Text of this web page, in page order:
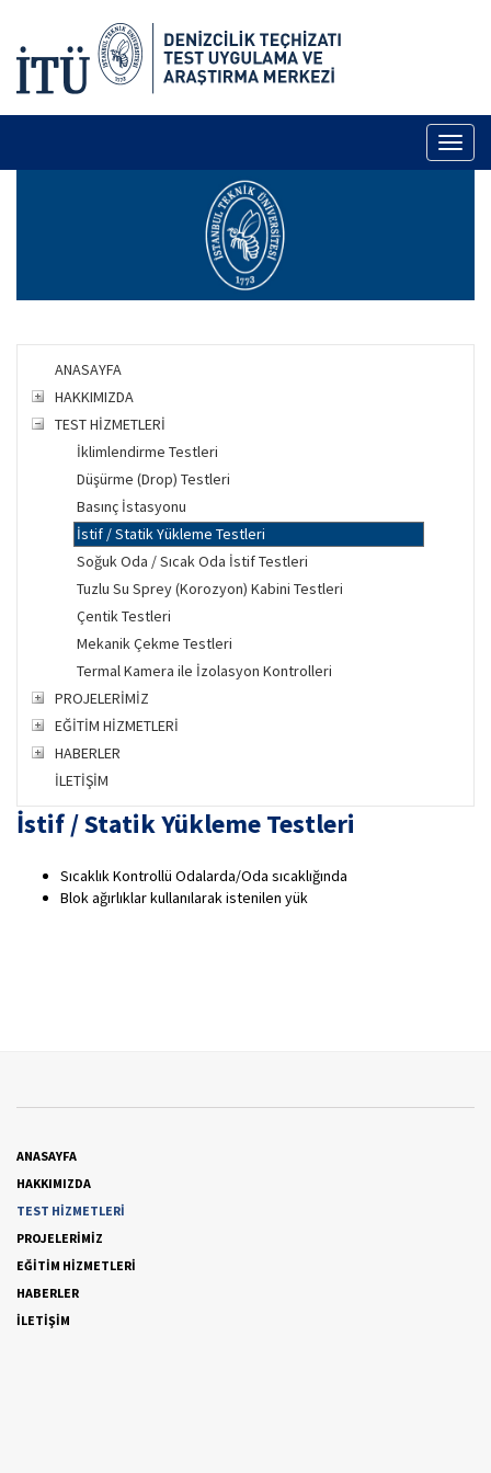
ANASAYFA
HAKKIMIZDA
TEST HİZMETLERİ
İklimlendirme Testleri
Düşürme (Drop) Testleri
Basınç İstasyonu
İstif / Statik Yükleme Testleri
Soğuk Oda / Sıcak Oda İstif Testleri
Tuzlu Su Sprey (Korozyon) Kabini Testleri
Çentik Testleri
Mekanik Çekme Testleri
Termal Kamera ile İzolasyon Kontrolleri
PROJELERİMİZ
EĞİTİM HİZMETLERİ
HABERLER
İLETİŞİM
İstif / Statik Yükleme Testleri
Sıcaklık Kontrollü Odalarda/Oda sıcaklığında
Blok ağırlıklar kullanılarak istenilen yük
ANASAYFA
HAKKIMIZDA
TEST HİZMETLERİ
PROJELERİMİZ
EĞİTİM HİZMETLERİ
HABERLER
İLETİŞİM